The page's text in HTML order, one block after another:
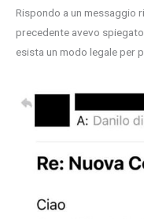
Rispondo a un messaggio
precedente avevo
esista un modo legale per